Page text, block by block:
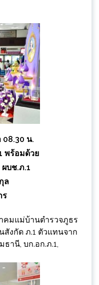
08.30 น.
พร้อมด้วย
บช.ภ.1
ล
ร
คมแม่บ้านตำรวจภูธร
สังกัด ภ.1 ตัวแทนจาก
านี, บก.อก.ภ.1,